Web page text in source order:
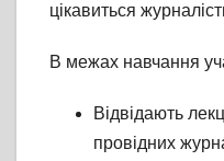
цікавиться
В межах навчання
Відвідають
провідних